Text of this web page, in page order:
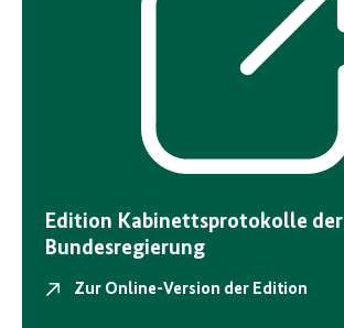
Edition Kabinettsprotokolle der
Bundesregierung
Zur Online-Version der Edition